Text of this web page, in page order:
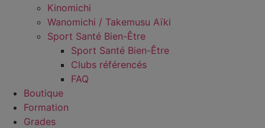
Kinomichi
Wanomichi / Takemusu Aïki
Sport Santé Bien-Être
Sport Santé Bien-Être
Clubs référencés
FAQ
Boutique
Formation
Grades